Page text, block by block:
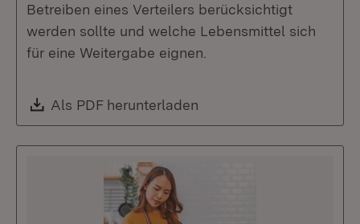
Betreiben eines Verteilers berücksichtigt
werden sollte und welche Lebensmittel sich
für eine Weitergabe eignen.
Download:
Als PDF herunterladen